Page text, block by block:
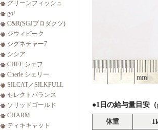
グリーンフィッシュ
go!
C&R(SGJプロダクツ)
ジウィピーク
シグネチャー7
シシア
CHEF シェフ
Cherie シェリー
SILCAT／SILKFULL
セレクトバランス
ソリッドゴールド
CHARM
ティキキャット
●1日の給与量目安
体重